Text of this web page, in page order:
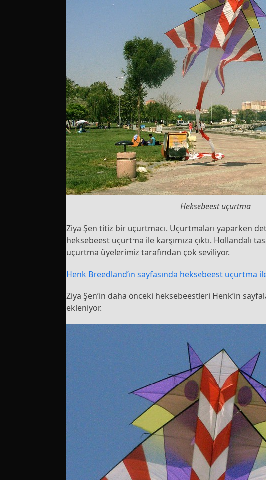
Heksebeest uçurtma
Ziya Şen titiz bir uçurtmacı. Uçurtmaları yaparken
heksebeest uçurtma ile karşımıza çıktı. Hollandalı
uçurtma üyelerimiz tarafından çok seviliyor.
Henk Breedland’ın sayfasında heksebeest uçurtma
Ziya Şen’in daha önceki heksebeestleri Henk’in
ekleniyor.